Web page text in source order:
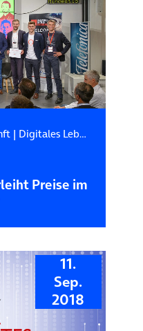
| Digitales Leben
Preise im
11.
Sep.
2018